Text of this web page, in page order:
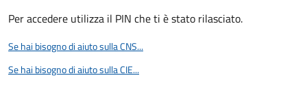
Per accedere utilizza il PIN che ti è stato rilasciato.
Se hai bisogno di aiuto sulla CNS...
Se hai bisogno di aiuto sulla CIE...